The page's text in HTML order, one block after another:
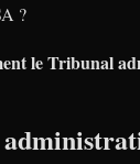
?
le Tribunal